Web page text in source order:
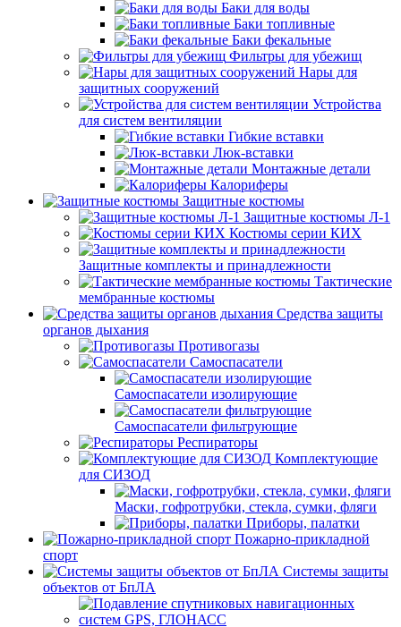
Баки для воды
Баки топливные
Баки фекальные
Фильтры для убежищ
Нары для
защитных сооружений
Устройства
для систем вентиляции
Гибкие вставки
Люк-вставки
Монтажные детали
Калориферы
Защитные костюмы
Защитные костюмы Л-1
Костюмы серии КИХ
Защитные комплекты и принадлежности
Тактические
мембранные костюмы
Средства защиты
органов дыхания
Противогазы
Самоспасатели
Самоспасатели изолирующие
Самоспасатели фильтрующие
Респираторы
Комплектующие
для СИЗОД
Маски, гофротрубки, стекла, сумки, фляги
Приборы, палатки
Пожарно-прикладной
спорт
Системы защиты
объектов от БпЛА